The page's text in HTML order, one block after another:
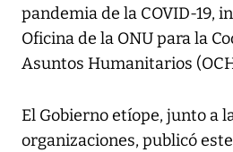
pandemia de la COVID-19,
Oficina de la ONU para la
Asuntos Humanitarios
El Gobierno etíope, junto a
organizaciones, publicó